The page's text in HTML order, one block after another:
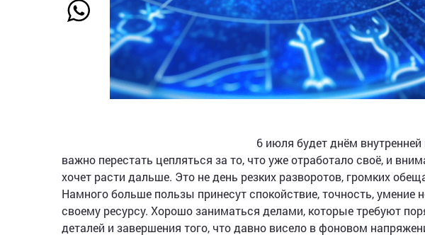
6 июля будет днём
важно перестать цепляться за то, что уже отработало своё, и
хочет расти дальше. Это не день резких разворотов, громких
Намного больше пользы принесут спокойствие, точность,
своему ресурсу. Хорошо заниматься делами, которые требуют
деталей и завершения того, что давно висело в фоновом